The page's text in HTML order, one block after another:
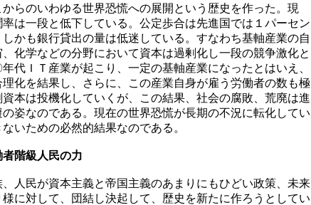
らのいわゆる世界恐慌への展開という歴史を作った。現
は一段と低下している。公定歩合は先進国では１パーセン
かも銀行貸出の量は低迷している。すなわち基軸産業の自
化学などの分野において資本は過剰化し一段の競争激化と
代ＩＴ産業が起こり、一定の基軸産業になったとはいえ、
化を結果し、さらに、この産業自身が雇う労働者の数も極
本は投機化していくが、この結果、社会の腐敗、荒廃は進
姿なのである。現在の世界恐慌が長期の不況に転化してい
いための必然的結果なのである。
階級人民の力
人民が資本主義と帝国主義のあまりにもひどい政策、未来
に対して、団結し決起して、歴史を新たに作ろうとしてい